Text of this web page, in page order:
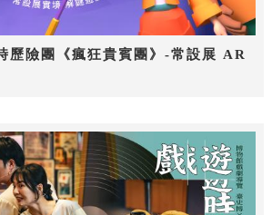
歷險團《瘋狂貴賓團》-常設展 AR